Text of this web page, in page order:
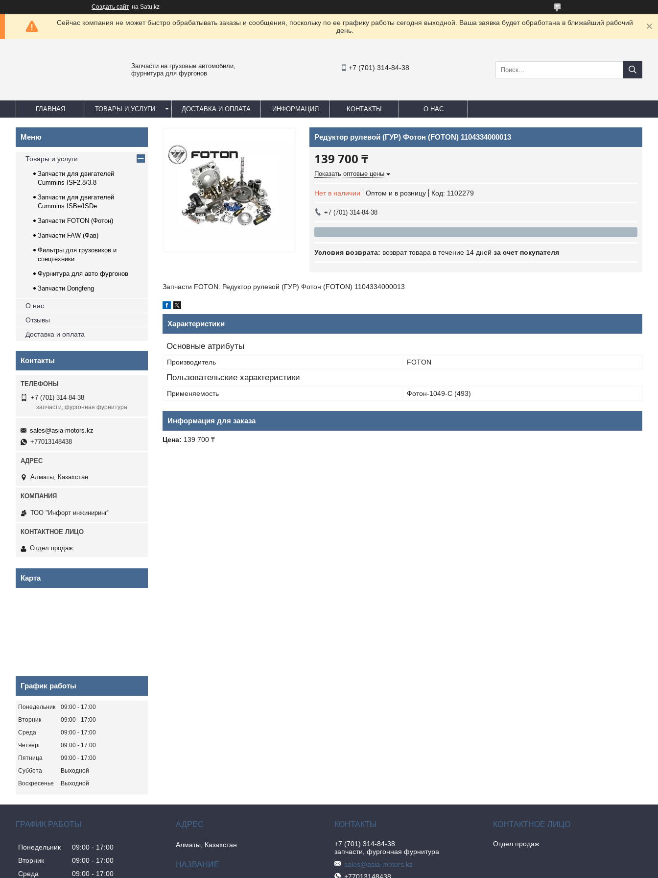
Создать сайт на Satu.kz
Сейчас компания не может быстро обрабатывать заказы и сообщения, поскольку по ее графику работы сегодня выходной. Ваша заявка будет обработана в ближайший рабочий
день.
Запчасти на грузовые автомобили,
фурнитура для фургонов
+7 (701) 314-84-38
ГЛАВНАЯ ТОВАРЫ И УСЛУГИ ДОСТАВКА И ОПЛАТА ИНФОРМАЦИЯ КОНТАКТЫ О НАС
Редуктор рулевой (ГУР) Фотон (FOTON) 1104334000013
139 700 ₸
Показать оптовые цены
Нет в наличии Оптом и в розницу Код: 1102279
+7 (701) 314-84-38
возврат товара в течение 14 дней за счет покупателя
Запчасти FOTON: Редуктор рулевой (ГУР) Фотон (FOTON) 1104334000013
Характеристики
Основные атрибуты
Производитель FOTON
Пользовательские характеристики
Применяемость Фотон-1049-C (493)
Информация для заказа
Цена: 139 700 ₸
Товары и услуги
Запчасти для двигателей
Cummins ISF2.8/3.8
Запчасти для двигателей
Cummins ISBe/ISDe
Запчасти FOTON (Фотон)
Запчасти FAW (Фав)
Фильтры для грузовиков и
спецтехники
Фурнитура для авто фургонов
Запчасти Dongfeng
О нас
Отзывы
Доставка и оплата
Контакты
+7 (701) 314-84-38
запчасти, фургонная фурнитура
sales@asia-motors.kz
+77013148438
Алматы, Казахстан
ТОО "Инфорт инжиниринг"
Отдел продаж
Карта
График работы
Понедельник 09:00
17:00
Вторник
09:00
17:00
Среда
09:00
17:00
Четверг
09:00
17:00
Пятница
09:00
17:00
Суббота
Выходной
Воскресенье
Выходной
ГРАФИК РАБОТЫ
Понедельник 09:00
17:00
Вторник
09:00
17:00
Среда
09:00 17:00
Алматы, Казахстан
+7 (701) 314-84-38
запчасти, фургонная фурнитура
sales@asia-motors.kz
Отдел продаж